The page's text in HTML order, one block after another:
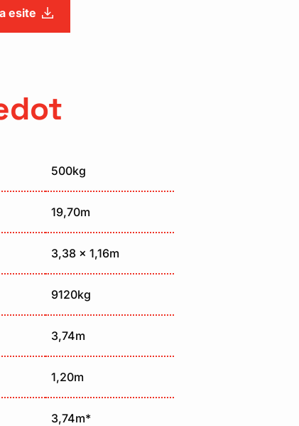
esite
500kg
19,70m
3,38 x 1,16m
9120kg
3,74m
1,20m
3,74m*